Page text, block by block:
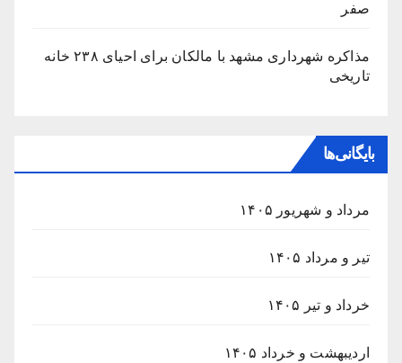
صفر
مذاکره شهرداری مشهد با مالکان برای احیای ۲۳۸ خانه
تاریخی
بایگانی‌ها
مرداد و شهریور ۱۴۰۵
تیر و مرداد ۱۴۰۵
خرداد و تیر ۱۴۰۵
اردیبهشت و خرداد ۱۴۰۵